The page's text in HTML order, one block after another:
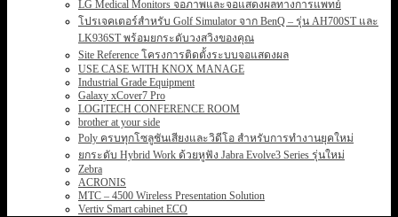
LG Medical Monitors จอภาพและจอแสดงผลทางการแพทย์
โปรเจคเตอร์สำหรับ Golf Simulator จาก BenQ – รุ่น AH700ST และ
LK936ST พร้อมยกระดับวงสวิงของคุณ
Site Reference โครงการติดตั้งระบบจอแสดงผล
USE CASE WITH KNOX MANAGE
Industrial Grade Equipment
Galaxy xCover7 Pro
LOGITECH CONFERENCE ROOM
brother at your side
Poly ครบทุกโซลูชันเสียงและวิดีโอ สำหรับการทำงานยุคใหม่
ยกระดับ Hybrid Work ด้วยหูฟัง Jabra Evolve3 Series รุ่นใหม่
Zebra
ACRONIS
MTC – 4500 Wireless Presentation Solution
Vertiv Smart cabinet ECO